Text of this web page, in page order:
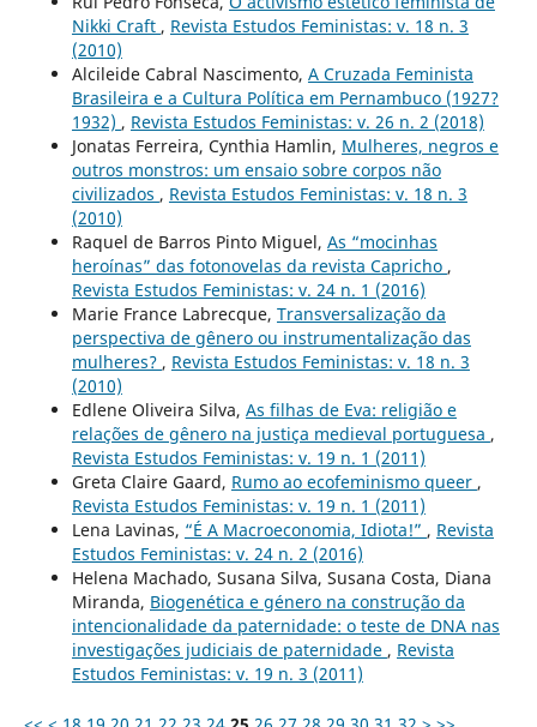
Nikki Craft , Revista Estudos Feministas: v. 18 n. 3
(2010)
Alcileide Cabral Nascimento, A Cruzada Feminista
Brasileira e a Cultura Política em Pernambuco (1927?
1932) , Revista Estudos Feministas: v. 26 n. 2 (2018)
Jonatas Ferreira, Cynthia Hamlin, Mulheres, negros e
outros monstros: um ensaio sobre corpos não
civilizados , Revista Estudos Feministas: v. 18 n. 3
(2010)
Raquel de Barros Pinto Miguel, As “mocinhas
heroínas” das fotonovelas da revista Capricho ,
Revista Estudos Feministas: v. 24 n. 1 (2016)
Marie France Labrecque, Transversalização da
perspectiva de gênero ou instrumentalização das
mulheres? , Revista Estudos Feministas: v. 18 n. 3
(2010)
Edlene Oliveira Silva, As filhas de Eva: religião e
relações de gênero na justiça medieval portuguesa ,
Revista Estudos Feministas: v. 19 n. 1 (2011)
Greta Claire Gaard, Rumo ao ecofeminismo queer ,
Revista Estudos Feministas: v. 19 n. 1 (2011)
Lena Lavinas, “É A Macroeconomia, Idiota!” , Revista
Estudos Feministas: v. 24 n. 2 (2016)
Helena Machado, Susana Silva, Susana Costa, Diana
Miranda, Biogenética e género na construção da
intencionalidade da paternidade: o teste de DNA nas
investigações judiciais de paternidade , Revista
Estudos Feministas: v. 19 n. 3 (2011)